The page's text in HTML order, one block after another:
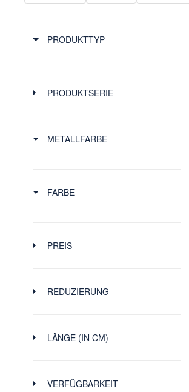
PRODUKTTYP
PRODUKTSERIE
METALLFARBE
FARBE
PREIS
REDUZIERUNG
LÄNGE (IN CM)
VERFÜGBARKEIT